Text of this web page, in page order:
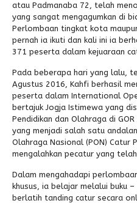
PPDB
Alumni
atau Padmanaba 72, telah
yang sangat mengagumkan di
Perlombaan tingkat kota
pernah ia ikuti dan kali ini ia
371 peserta dalam kejuaraan
Pada beberapa hari yang lalu,
Agustus 2016, Kahfi berhasil
peserta dalam International
bertajuk Jogja Istimewa yang
Pendidikan dan Olahraga di
yang menjadi salah satu
Olahraga Nasional (PON) Catur
mengalahkan pecatur yang
Dalam mengahadapi
khusus, ia belajar melalui buku
berlatih tanding catur secara